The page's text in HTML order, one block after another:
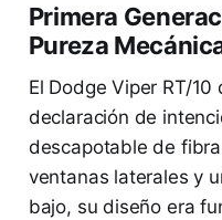
Primera
Pureza
El Dodge Viper RT/
declaración de
descapotable de
ventanas laterales y
bajo, su diseño era